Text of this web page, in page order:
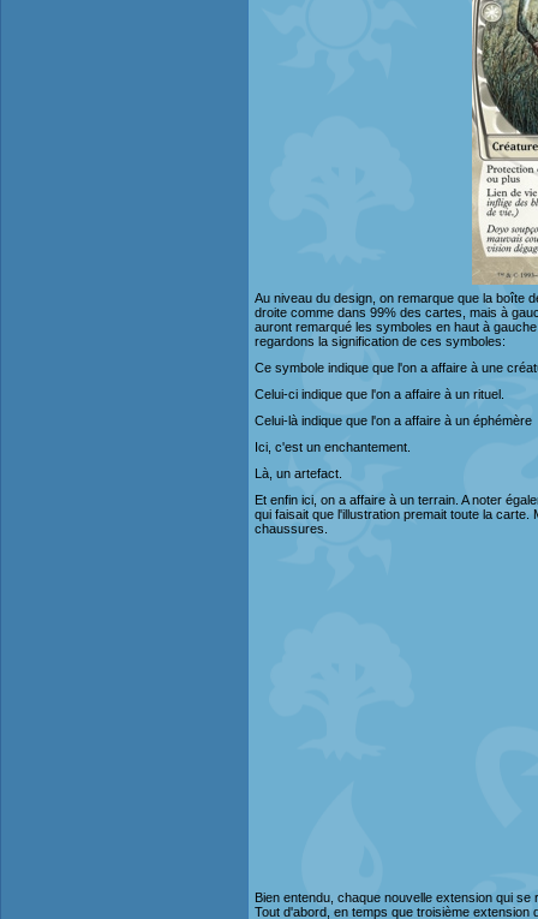
Au niveau du design, on remarque que la boîte
droite comme dans 99% des cartes, mais à
auront remarqué les symboles en haut à
regardons la signification de ces symboles:
Ce symbole indique que l'on a affaire à une
Celui-ci indique que l'on a affaire à un rituel.
Celui-là indique que l'on a affaire à un éphémère
Ici, c'est un enchantement.
Là, un artefact.
Et enfin ici, on a affaire à un terrain. A noter
qui faisait que l'illustration premait toute la
chaussures.
Bien entendu, chaque nouvelle extension qui
Tout d'abord, en temps que troisième extension